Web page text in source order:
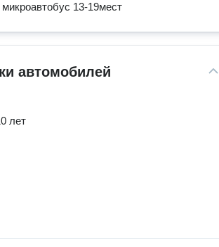
13-19мест
автомобилей
лет